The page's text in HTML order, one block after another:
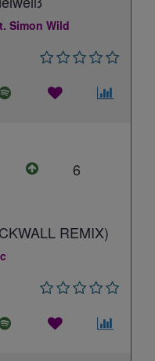
Simon Wild
6
REMIX)